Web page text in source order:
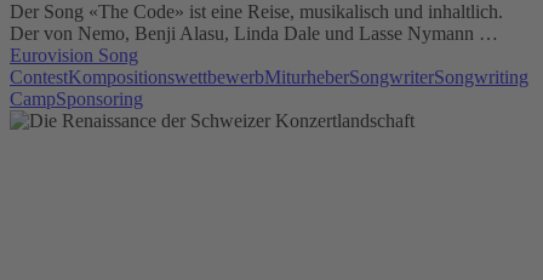
Der Song «The Code» ist eine Reise, musikalisch und inhaltlich.
Der von Nemo, Benji Alasu, Linda Dale und Lasse Nymann …
Eurovision Song
ContestKompositionswettbewerbMiturheberSongwriterSongwriting
CampSponsoring